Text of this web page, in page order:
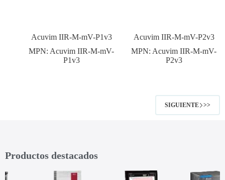
Acuvim IIR-M-mV-P1v3
MPN: Acuvim IIR-M-mV-
P1v3
Acuvim IIR-M-mV-P2v3
MPN: Acuvim IIR-M-mV-
P2v3
SIGUIENTE
Productos destacados